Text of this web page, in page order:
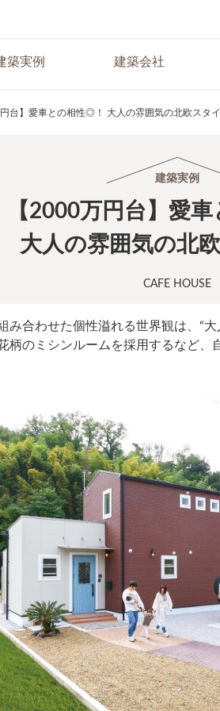
築実例 建築会社
台】愛車との相性◎！ 大人の雰囲気の北欧スタイ
建築実例
【2000万円台】愛
大人の雰囲気の北
CAFE HOUSE
合わせた個性溢れる世界観は、“
のミシンルームを採用するなど